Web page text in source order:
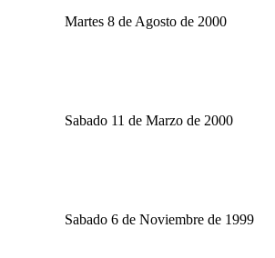
Martes 8 de Agosto de 2000
Sabado 11 de Marzo de 2000
Sabado 6 de Noviembre de 1999